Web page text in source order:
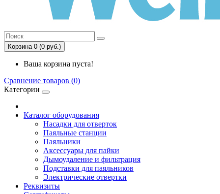
Корзина 0 (0 руб.)
Ваша корзина пуста!
Сравнение товаров (0)
Категории
Каталог оборудования
Насадки для отверток
Паяльные станции
Паяльники
Аксессуары для пайки
Дымоудаление и фильтрация
Подставки для паяльников
Электрические отвертки
Реквизиты